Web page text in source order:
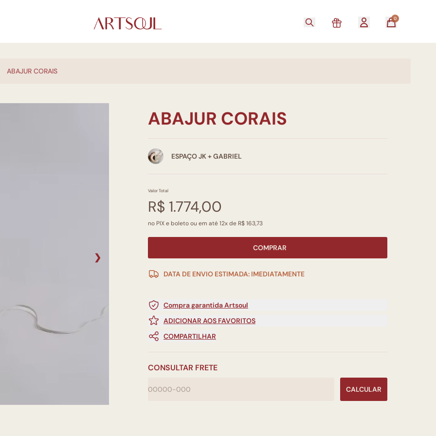
0
ABAJUR CORAIS
❯
ABAJUR CORAIS
ESPAÇO JK + GABRIEL
Valor Total
R$ 1.774,00
no PIX e boleto ou em até 12x de R$ 163,73
COMPRAR
DATA DE ENVIO ESTIMADA: IMEDIATAMENTE
Compra garantida Artsoul
ADICIONAR AOS FAVORITOS
COMPARTILHAR
CONSULTAR FRETE
CALCULAR